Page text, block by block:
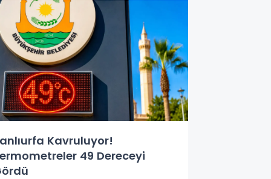
Kavruluyor!
49 Dereceyi